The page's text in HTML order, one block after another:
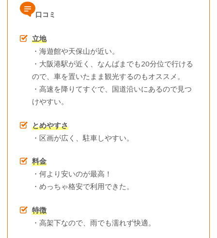
口コミ
立地
・海遊館や天保山が近い。
・大阪港駅が近く、なんばまでも20分位で行ける
ので、車を置いたまま観光するのもオススメ。
・高速を降りてすぐで、国道沿いにあるので見つ
けやすい。
とめやすさ
・区画が広く、駐車しやすい。
料金
・何より安いのが最高！
・めっちゃ格安で利用できた。
特徴
・高架下なので、雨でも濡れず快適。